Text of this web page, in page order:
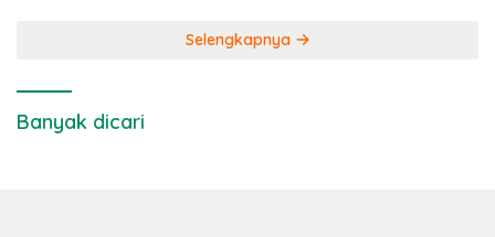
Selengkapnya
Banyak dicari